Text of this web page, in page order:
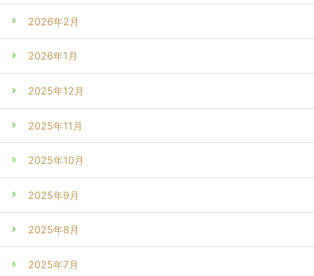
2026年2月
2026年1月
2025年12月
2025年11月
2025年10月
2025年9月
2025年8月
2025年7月